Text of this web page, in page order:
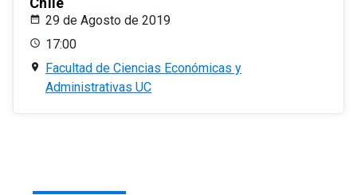
29 de Agosto de 2019
17:00
Facultad de Ciencias Económicas y
Administrativas UC